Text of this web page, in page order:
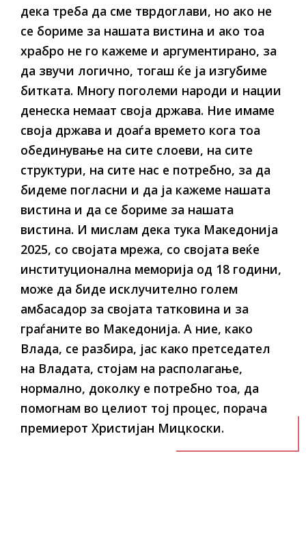
дека треба да сме тврдоглави, но ако не
се бориме за нашата вистина и ако тоа
храбро не го кажеме и аргументирано, за
да звучи логично, тогаш ќе ја изгубиме
битката. Многу поголеми народи и нации
денеска немаат своја држава. Ние имаме
своја држава и доаѓа времето кога тоа
обединување на сите слоеви, на сите
структури, на сите нас е потребно, за да
бидеме погласни и да ја кажеме нашата
вистина и да се бориме за нашата
вистина. И мислам дека тука Македонија
2025, со својата мрежа, со својата веќе
институционална меморија од 18 години,
може да биде исклучително голем
амбасадор за својата татковина и за
граѓаните во Македонија. А ние, како
Влада, се разбира, јас како претседател
на Владата, стојам на располагање,
нормално, доколку е потребно тоа, да
помогнам во целиот тој процес, порача
премиерот Христијан Мицкоски.